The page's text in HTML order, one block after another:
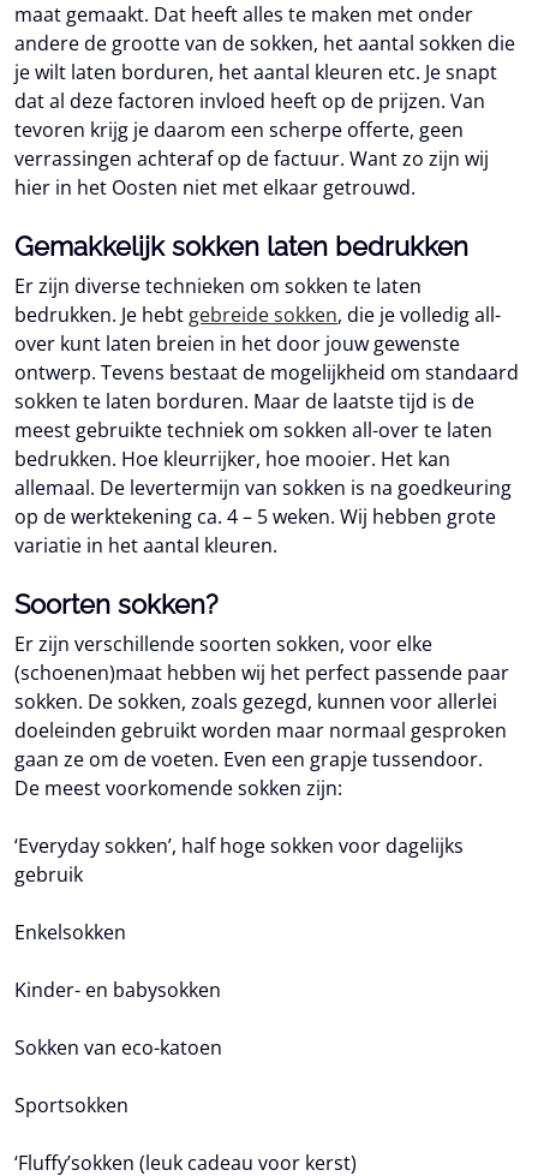
maat gemaakt. Dat heeft alles te maken met onder
andere de grootte van de sokken, het aantal sokken die
je wilt laten borduren, het aantal kleuren etc. Je snapt
dat al deze factoren invloed heeft op de prijzen. Van
tevoren krijg je daarom een scherpe offerte, geen
verrassingen achteraf op de factuur. Want zo zijn wij
hier in het Oosten niet met elkaar getrouwd.
Gemakkelijk sokken laten bedrukken
Er zijn diverse technieken om sokken te laten
bedrukken. Je hebt gebreide sokken, die je volledig all-
over kunt laten breien in het door jouw gewenste
ontwerp. Tevens bestaat de mogelijkheid om standaard
sokken te laten borduren. Maar de laatste tijd is de
meest gebruikte techniek om sokken all-over te laten
bedrukken. Hoe kleurrijker, hoe mooier. Het kan
allemaal. De levertermijn van sokken is na goedkeuring
op de werktekening ca. 4 – 5 weken. Wij hebben grote
variatie in het aantal kleuren.
Soorten sokken?
Er zijn verschillende soorten sokken, voor elke
(schoenen)maat hebben wij het perfect passende paar
sokken. De sokken, zoals gezegd, kunnen voor allerlei
doeleinden gebruikt worden maar normaal gesproken
gaan ze om de voeten. Even een grapje tussendoor.
De meest voorkomende sokken zijn:
‘Everyday sokken’, half hoge sokken voor dagelijks
gebruik
Enkelsokken
Kinder- en babysokken
Sokken van eco-katoen
Sportsokken
‘Fluffy’sokken (leuk cadeau voor kerst)